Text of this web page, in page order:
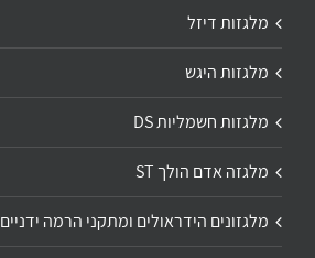
מלגזות דיזל
מלגזות היגש
מלגזות חשמליות DS
מלגזה אדם הולך ST
מלגזונים הידראולים ומתקני הרמה ידניים